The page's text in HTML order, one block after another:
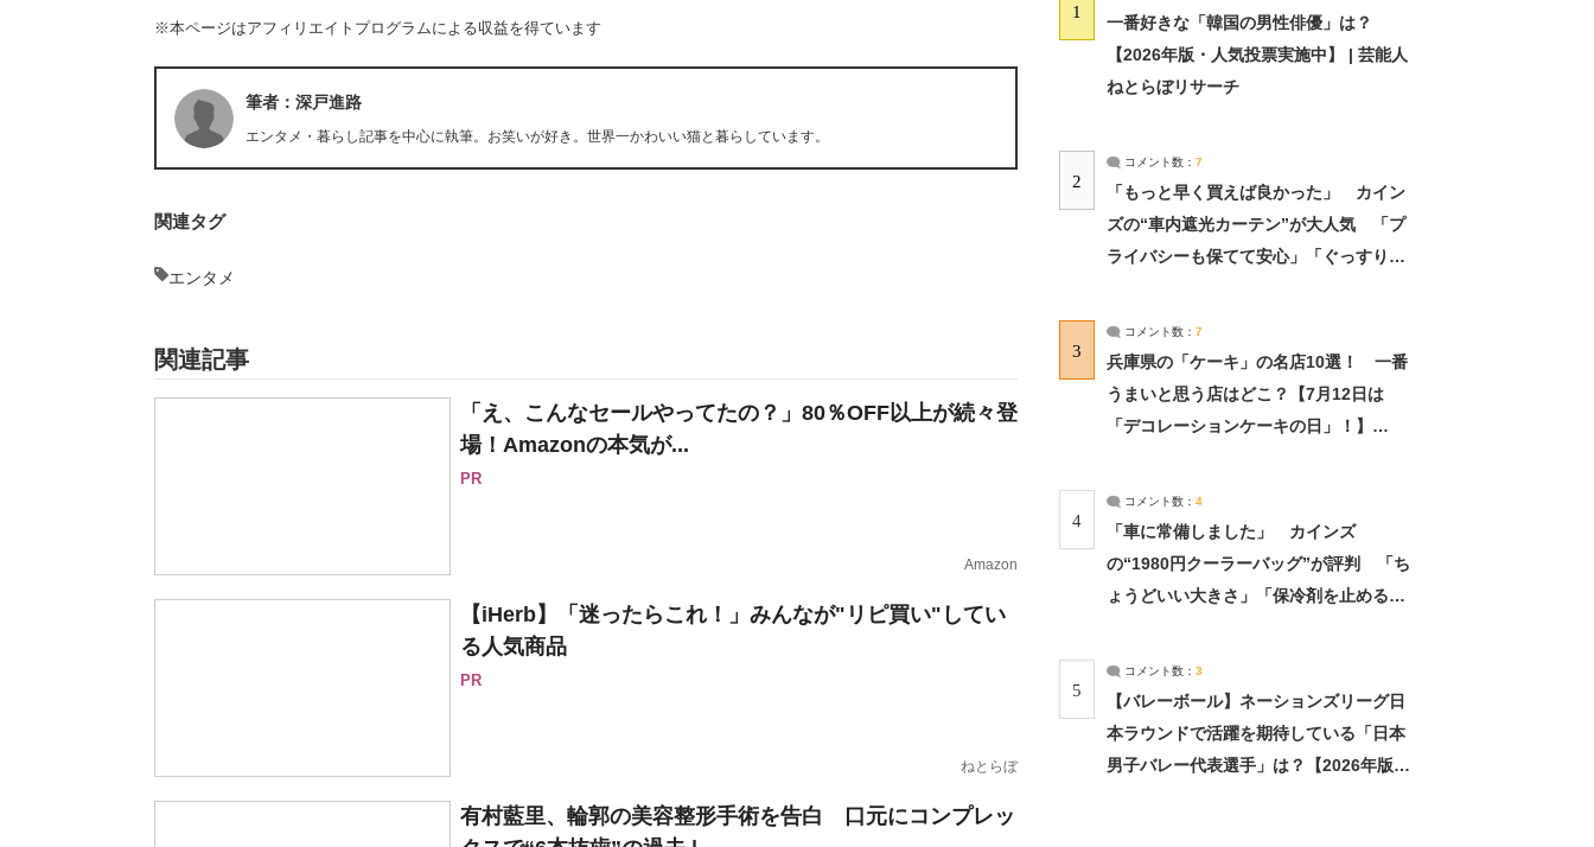
※本ページはアフィリエイトプログラムによる収益を得ています
筆者：深戸進路
エンタメ・暮らし記事を中心に執筆。お笑いが好き。世界一かわいい猫と暮らしています。
関連タグ
エンタメ
関連記事
「え、こんなセールやってたの？」80％OFF以上が続々登
場！Amazonの本気が...
PR
Amazon
【iHerb】「迷ったらこれ！」みんなが"リピ買い"してい
る人気商品
PR
ねとらぼ
有村藍里、輪郭の美容整形手術を告白 口元にコンプレッ
1
一番好きな「韓国の男性俳優」は？
【2026年版・人気投票実施中】 | 芸能人
ねとらぼリサーチ
2
コメント数： 7
「もっと早く買えば良かった」 カイン
ズの“車内遮光カーテン”が大人気 「プ
ライバシーも保てて安心」「ぐっすり眠
3
コメント数： 7
兵庫県の「ケーキ」の名店10選！ 一番
うまいと思う店はどこ？【7月12日は
「デコレーションケーキの日」！】
4
コメント数： 4
「車に常備しました」 カインズ
の“1980円クーラーバッグ”が評判 「ち
ょうどいい大きさ」「保冷剤を止めるベ
5
コメント数： 3
【バレーボール】ネーションズリーグ日
本ラウンドで活躍を期待している「日本
男子バレー代表選手」は？【2026年版・